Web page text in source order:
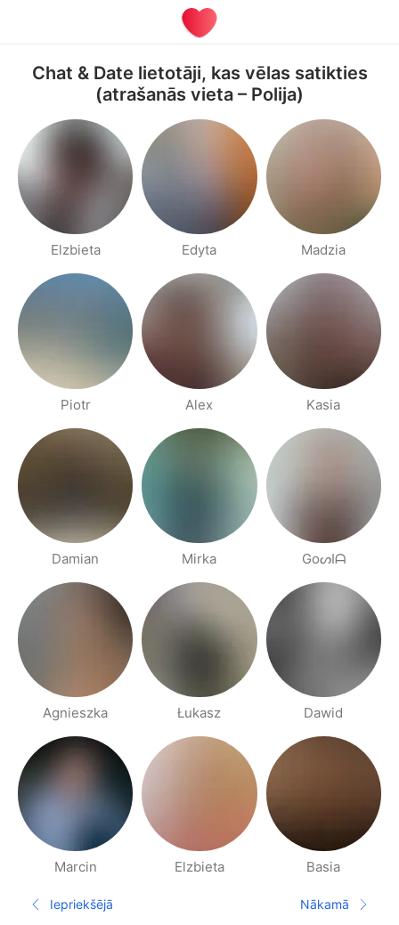
Chat & Date lietotāji, kas vēlas satikties
(atrašanās vieta – Polija)
Elzbieta Edyta Madzia
Piotr Alex Kasia
Damian Mirka GoᔕIᗩ
Agnieszka Łukasz Dawid
Marcin Elzbieta Basia
Cilvēki apkārtnē, lapas
Iepriekšējā lapa
Iepriekšējā
Nākamā
Nākamā